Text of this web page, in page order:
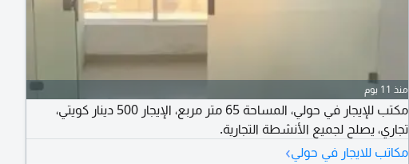
منذ 11 يوم
مكتب للإيجار في حولي، المساحة 65 متر مربع، الإيجار 500 دينار كويتي،
تجاري، يصلح لجميع الأنشطة التجارية.
مكاتب للايجار في حولي›